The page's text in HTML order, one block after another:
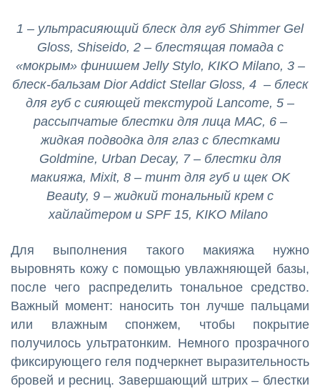
1 – ультрасияющий блеск для губ Shimmer Gel
Gloss, Shiseido, 2 – блестящая помада с
«мокрым» финишем Jelly Stylo, KIKO Milano, 3 –
блеск-бальзам Dior Addict Stellar Gloss, 4 – блеск
для губ с сияющей текстурой Lancome, 5 –
рассыпчатые блестки для лица МАС, 6 –
жидкая подводка для глаз с блестками
Goldmine, Urban Decay, 7 – блестки для
макияжа, Mixit, 8 – тинт для губ и щек OK
Beauty, 9 – жидкий тональный крем с
хайлайтером и SPF 15, KIKO Milano
Для выполнения такого макияжа нужно
выровнять кожу с помощью увлажняющей базы,
после чего распределить тональное средство.
Важный момент: наносить тон лучше пальцами
или влажным спонжем, чтобы покрытие
получилось ультратонким. Немного прозрачного
фиксирующего геля подчеркнет выразительность
бровей и ресниц. Завершающий штрих – блестки